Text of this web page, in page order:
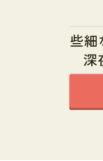
些細
深